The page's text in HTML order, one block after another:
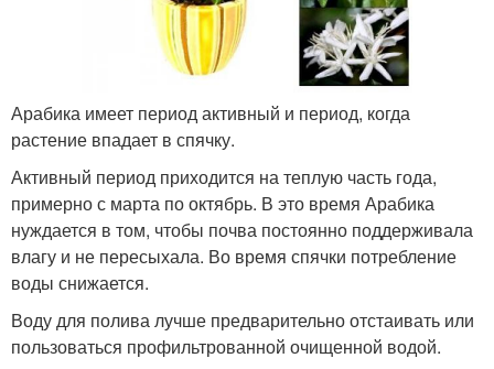
Арабика имеет период активный и период, когда
растение впадает в спячку.
Активный период приходится на теплую часть года,
примерно с марта по октябрь. В это время Арабика
нуждается в том, чтобы почва постоянно поддерживала
влагу и не пересыхала. Во время спячки потребление
воды снижается.
Воду для полива лучше предварительно отстаивать или
пользоваться профильтрованной очищенной водой.